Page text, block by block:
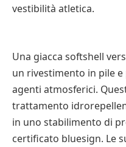
vestibilità atletica.
Una giacca softshell
un rivestimento in pile
agenti atmosferici.
trattamento
in uno stabilimento di
certificato bluesign. Le